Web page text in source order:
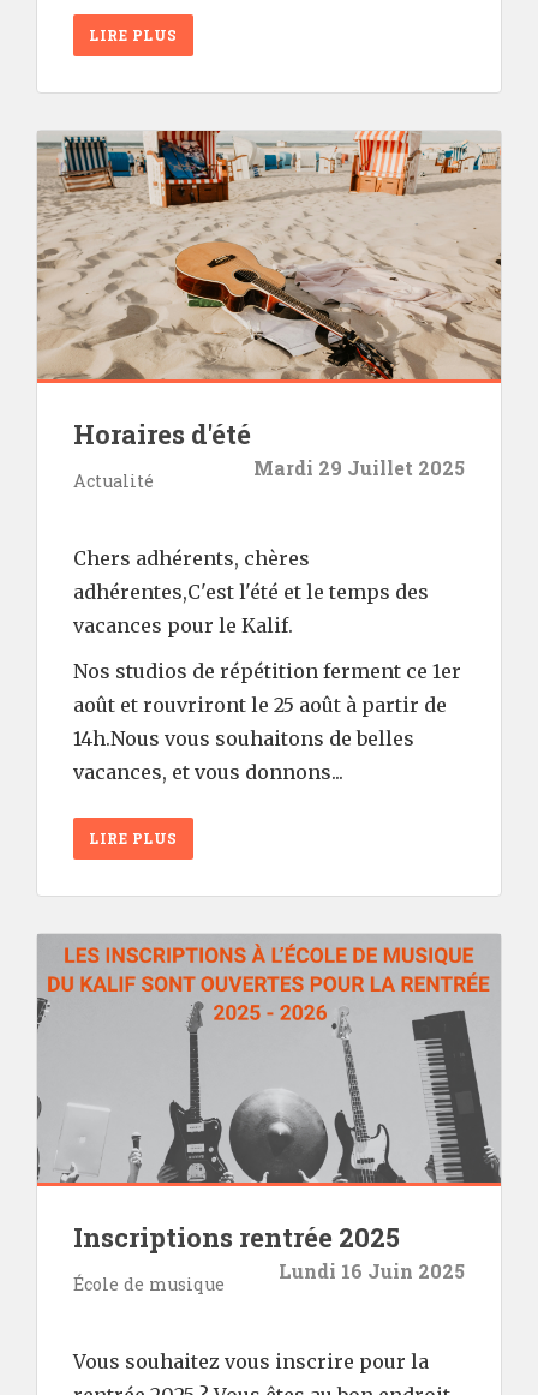
LIRE PLUS
Horaires d'été
Actualité
Mardi 29 Juillet 2025
Chers adhérents, chères
adhérentes,C'est l'été et le temps des
vacances pour le Kalif.
Nos studios de répétition ferment ce 1er
août et rouvriront le 25 août à partir de
14h.Nous vous souhaitons de belles
vacances, et vous donnons...
LIRE PLUS
Inscriptions rentrée 2025
École de musique
Lundi 16 Juin 2025
Vous souhaitez vous inscrire pour la